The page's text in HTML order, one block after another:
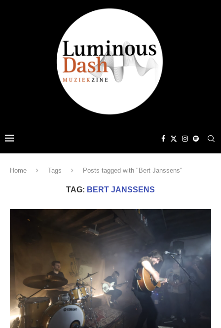
Home Tags Posts tagged with "Bert Janssens"
TAG: BERT JANSSENS